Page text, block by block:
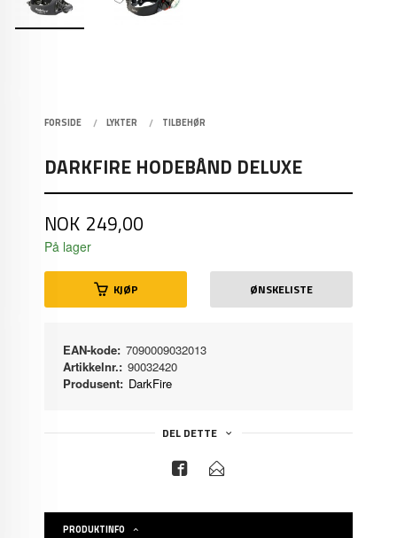
FORSIDE LYKTER TILBEHØR
DARKFIRE HODEBÅND DELUXE
Pris
NOK 249,00
På lager
KJØP ØNSKELISTE
EAN-kode: 7090009032013
Artikkelnr.: 90032420
Produsent: DarkFire
DEL DETTE
PRODUKTINFO